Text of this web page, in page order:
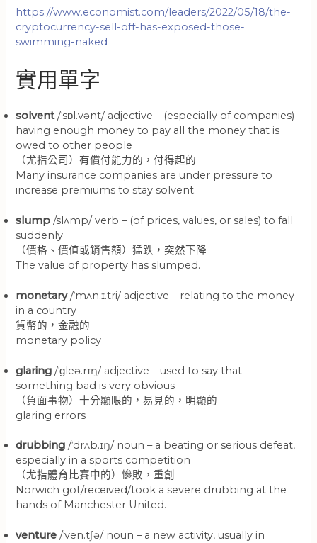
https://www.economist.com/leaders/2022/05/18/the-
cryptocurrency-sell-off-has-exposed-those-
swimming-naked
實用單字
solvent/ˈsɒl.vənt/ adjective – (especially of companies)
having enough money to pay all the money that is
owed to other people
（尤指公司）有償付能力的，付得起的
Many insurance companies are under pressure to
increase premiums to stay solvent.
slump /slʌmp/ verb – (of prices, values, or sales) to fall
suddenly
（價格、價值或銷售額）猛跌，突然下降
The value of property has slumped.
monetary/ˈmʌn.ɪ.tri/ adjective – relating to the money
in a country
貨幣的，金融的
monetary policy
glaring /ˈɡleə.rɪŋ/ adjective – used to say that
something bad is very obvious
（負面事物）十分顯眼的，易見的，明顯的
glaring errors
drubbing /ˈdrʌb.ɪŋ/ noun – a beating or serious defeat,
especially in a sports competition
（尤指體育比賽中的）慘敗，重創
Norwich got/received/took a severe drubbing at the
hands of Manchester United.
venture /ˈven.tʃə/ noun – a new activity, usually in